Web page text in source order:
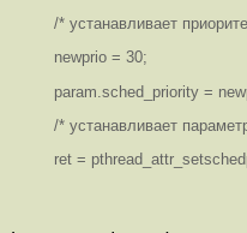
/* устанавливает
newprio = 30;
param.sched_priority =
/* устанавливает
ret =